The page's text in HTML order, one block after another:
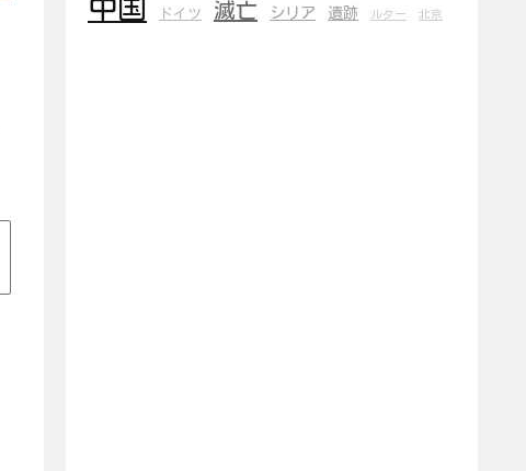
中国 ドイツ 滅亡 シリア 遺跡 ルター 北京